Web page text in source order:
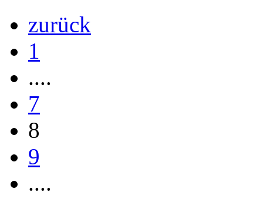
zurück
1
....
7
8
9
....